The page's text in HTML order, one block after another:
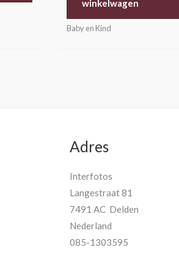
winkelwagen
Baby en Kind
Adres
Interfotos
Langestraat 81
7491 AC Delden
Nederland
085-1303595